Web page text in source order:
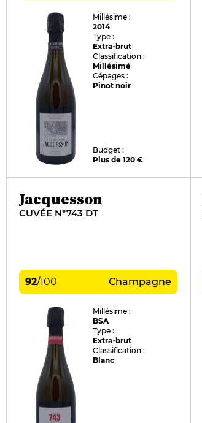
Millésime :
2014
Type :
Extra-brut
Classification :
Millésimé
Cépages :
Pinot noir
Budget :
Plus de 120 €
Jacquesson
CUVÉE N°743 DT
92/100 Champagne
Millésime :
BSA
Type :
Extra-brut
Classification :
Blanc